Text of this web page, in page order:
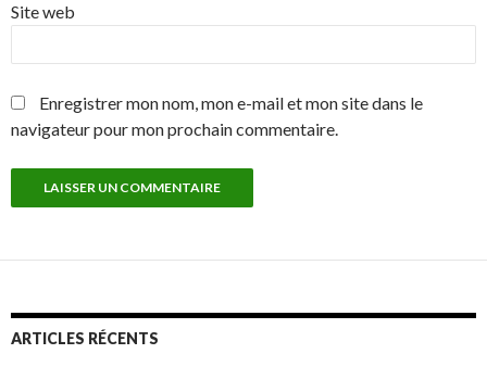
Site web
Enregistrer mon nom, mon e-mail et mon site dans le
navigateur pour mon prochain commentaire.
ARTICLES RÉCENTS